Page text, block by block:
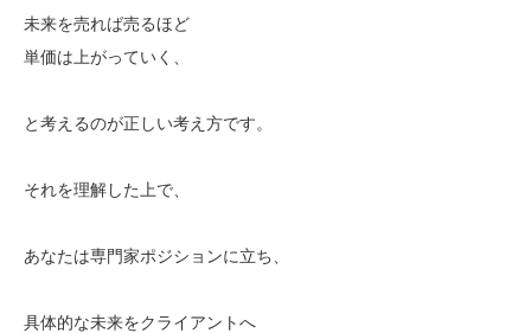
未来を売れば売るほど
単価は上がっていく、
と考えるのが正しい考え方です。
それを理解した上で、
あなたは専門家ポジションに立ち、
具体的な未来をクライアントへ